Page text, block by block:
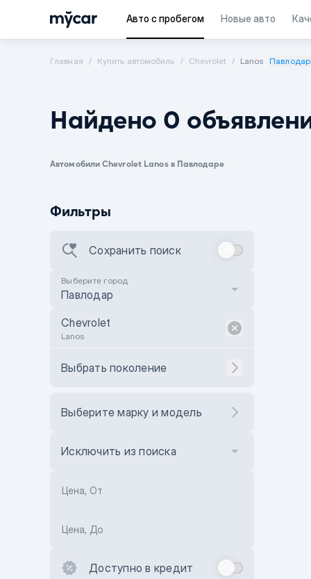
Авто с пробегом Новые авто
Главная Купить автомобиль Chevrolet Lanos Павлодар
Найдено 0
Автомобили Chevrolet Lanos в Павлодаре
Фильтры
Сохранить поиск
Выберите город
Павлодар
Chevrolet
Lanos
Выбрать поколение
Выберите марку и модель
Исключить из поиска
Цена, От
Цена, До
Доступно в кредит